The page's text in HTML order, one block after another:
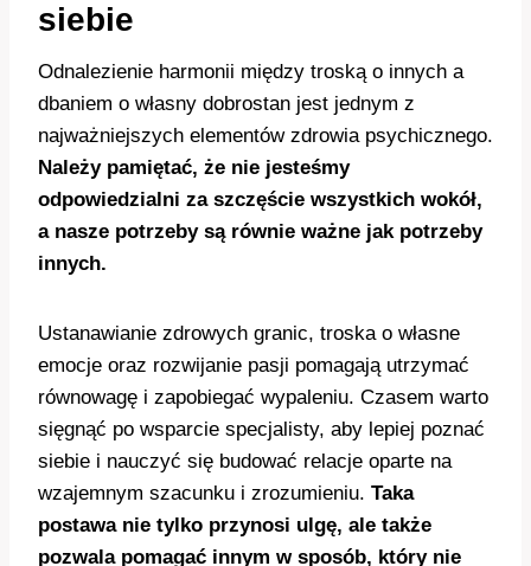
siebie
Odnalezienie harmonii między troską o innych a
dbaniem o własny dobrostan jest jednym z
najważniejszych elementów zdrowia psychicznego.
Należy pamiętać, że nie jesteśmy
odpowiedzialni za szczęście wszystkich wokół,
a nasze potrzeby są równie ważne jak potrzeby
innych.
Ustanawianie zdrowych granic, troska o własne
emocje oraz rozwijanie pasji pomagają utrzymać
równowagę i zapobiegać wypaleniu. Czasem warto
sięgnąć po wsparcie specjalisty, aby lepiej poznać
siebie i nauczyć się budować relacje oparte na
wzajemnym szacunku i zrozumieniu. Taka
postawa nie tylko przynosi ulgę, ale także
pozwala pomagać innym w sposób, który nie